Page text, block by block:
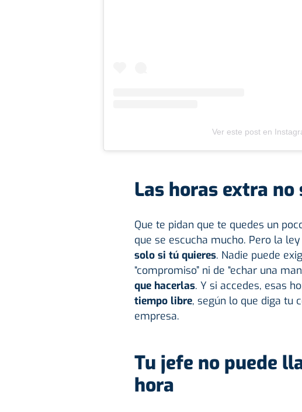
Ver este post en
Las horas extra
Que te pidan que te quedes un
que se escucha mucho. Pero la
solo si tú quieres. Nadie puede
“compromiso” ni de “echar una
que hacerlas. Y si accedes, esas
tiempo libre, según lo que diga tu
empresa.
Tu jefe no puede
hora